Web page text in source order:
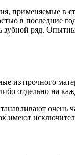
применяемые в
в последние
ряд.
из прочного
отдельно на
очень
имеют